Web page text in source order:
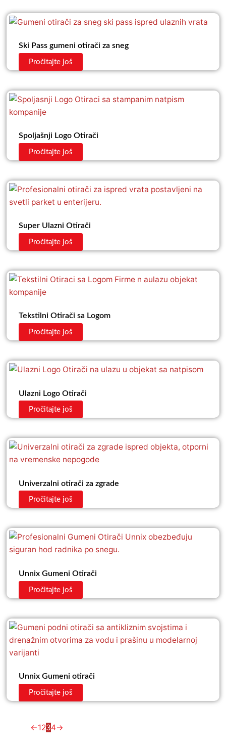
Ski Pass gumeni otirači za sneg
Pročitajte još
Spoljašnji Logo Otirači
Pročitajte još
Super Ulazni Otirači
Pročitajte još
Tekstilni Otirači sa Logom
Pročitajte još
Ulazni Logo Otirači
Pročitajte još
Univerzalni otirači za zgrade
Pročitajte još
Unnix Gumeni Otirači
Pročitajte još
Unnix Gumeni otirači
Pročitajte još
←1234→